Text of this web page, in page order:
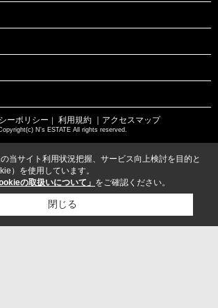
ーポリシー ｜ 利用規約 ｜アクセスマップ
N's ESTATE All rights reserved.
当サイト利用状況把握、サービス向上検討を目的と
）を使用しています。
の取扱いについて」 をご確認ください。
閉じる